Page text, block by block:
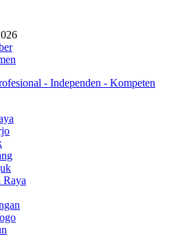
- Independen - Kompeten